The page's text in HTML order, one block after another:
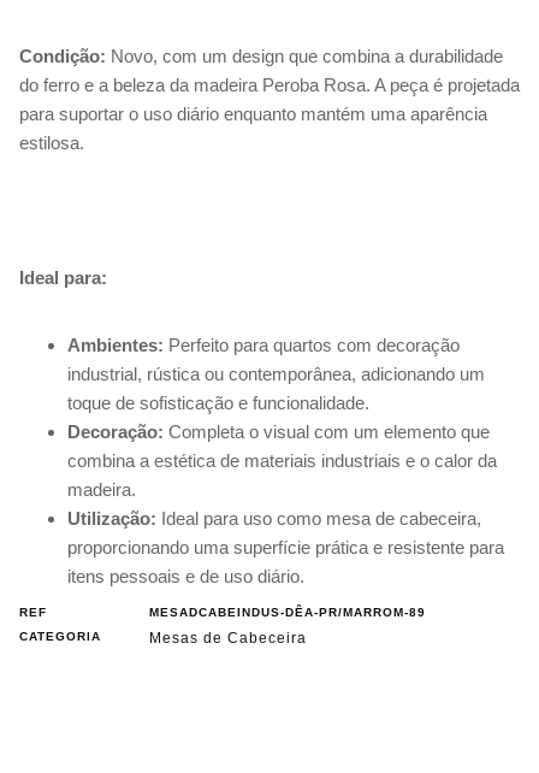
Condição: Novo, com um design que combina a durabilidade
do ferro e a beleza da madeira Peroba Rosa. A peça é projetada
para suportar o uso diário enquanto mantém uma aparência
estilosa.
Ideal para:
Ambientes: Perfeito para quartos com decoração
industrial, rústica ou contemporânea, adicionando um
toque de sofisticação e funcionalidade.
Decoração: Completa o visual com um elemento que
combina a estética de materiais industriais e o calor da
madeira.
Utilização: Ideal para uso como mesa de cabeceira,
proporcionando uma superfície prática e resistente para
itens pessoais e de uso diário.
REF
MESADCABEINDUS-DÊA-PR/MARROM-89
CATEGORIA
Mesas de Cabeceira